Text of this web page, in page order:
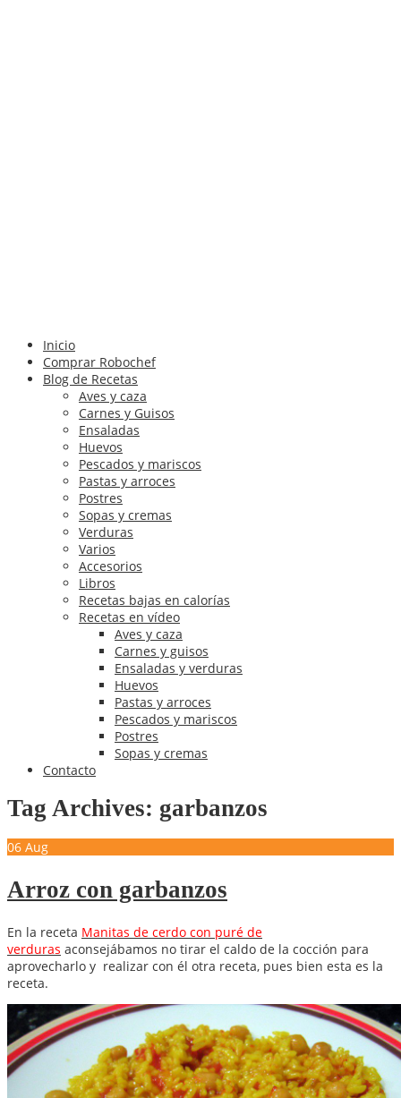
Inicio
Comprar Robochef
Blog de Recetas
Aves y caza
Carnes y Guisos
Ensaladas
Huevos
Pescados y mariscos
Pastas y arroces
Postres
Sopas y cremas
Verduras
Varios
Accesorios
Libros
Recetas bajas en calorías
Recetas en vídeo
Aves y caza
Carnes y guisos
Ensaladas y verduras
Huevos
Pastas y arroces
Pescados y mariscos
Postres
Sopas y cremas
Contacto
Tag Archives: garbanzos
06 Aug
Arroz con garbanzos
En la receta Manitas de cerdo con puré de
verduras aconsejábamos no tirar el caldo de la cocción para
aprovecharlo y realizar con él otra receta, pues bien esta es la
receta.